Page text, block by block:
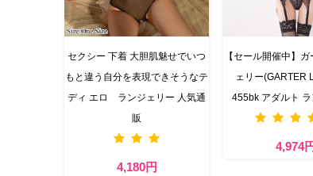
セクシー 下着​ 大胆肌魅せでいつ
もと違う自分を表現できそうなテ
ディ エロ ランジェリー 人気通
販
4,180円
【セール開催中】
ェリー(GARTER
455bk アダルト
4,974